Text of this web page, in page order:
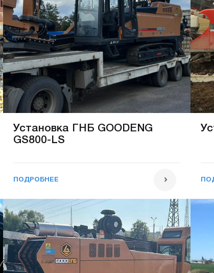
Установка ГНБ GOODENG
GS800-LS
ПОДРОБНЕЕ